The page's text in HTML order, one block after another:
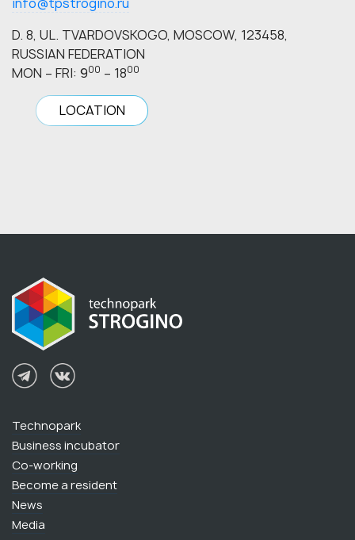
D. 8, UL. TVARDOVSKOGO, MOSCOW, 123458,
RUSSIAN FEDERATION
MON – FRI: 900 – 1800
LOCATION
Technopark
Business incubator
Сo-working
Become a resident
News
Media